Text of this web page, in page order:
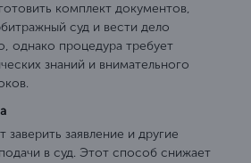
комплект документов,
суд и вести дело
однако процедура требует
знаний и внимательного
заявление и другие
в суд. Этот способ снижает